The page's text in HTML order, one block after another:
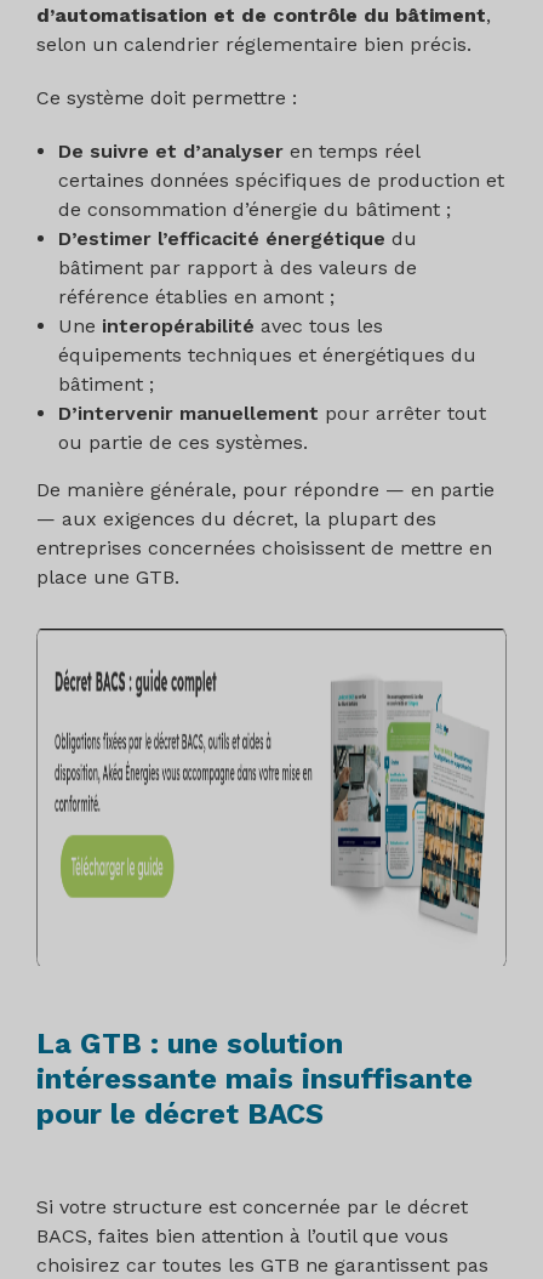
d’automatisation et de contrôle du bâtiment,
selon un calendrier réglementaire bien précis.
Ce système doit permettre :
De suivre et d’analyser en temps réel
certaines données spécifiques de production et
de consommation d’énergie du bâtiment ;
D’estimer l’efficacité énergétique du
bâtiment par rapport à des valeurs de
référence établies en amont ;
Une interopérabilité avec tous les
équipements techniques et énergétiques du
bâtiment ;
D’intervenir manuellement pour arrêter tout
ou partie de ces systèmes.
De manière générale, pour répondre — en partie
— aux exigences du décret, la plupart des
entreprises concernées choisissent de mettre en
place une GTB.
La GTB : une solution
intéressante mais insuffisante
pour le décret BACS
Si votre structure est concernée par le décret
BACS, faites bien attention à l’outil que vous
choisirez car toutes les GTB ne garantissent pas